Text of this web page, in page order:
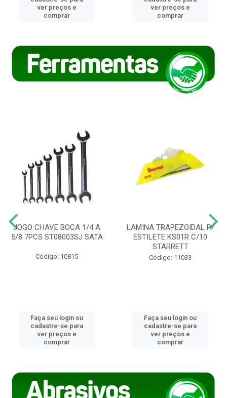
ver preços e
comprar
ver preços e
comprar
JOGO CHAVE BOCA 1/4 A
5/8 7PCS ST08003SJ SATA
Código: 10815
Faça seu login ou
cadastre-se para
ver preços e
comprar
LAMINA TRAPEZOIDAL P/
ESTILETE KS01R C/10
STARRETT
Código: 11033
Faça seu login ou
cadastre-se para
ver preços e
comprar